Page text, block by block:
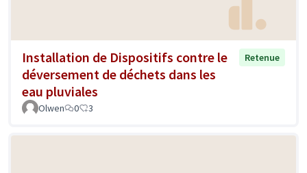
Installation de Dispositifs contre le
déversement de déchets dans les
eau pluviales
Retenue
Olwen 0 3